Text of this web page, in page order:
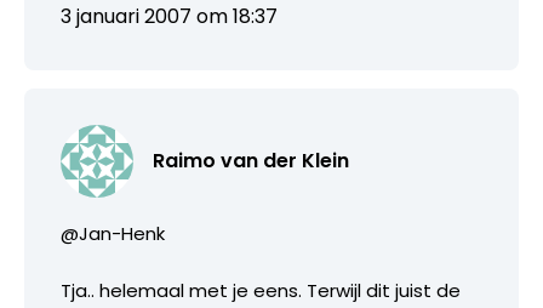
3 januari 2007 om 18:37
Raimo van der Klein
@Jan-Henk
Tja.. helemaal met je eens. Terwijl dit juist de